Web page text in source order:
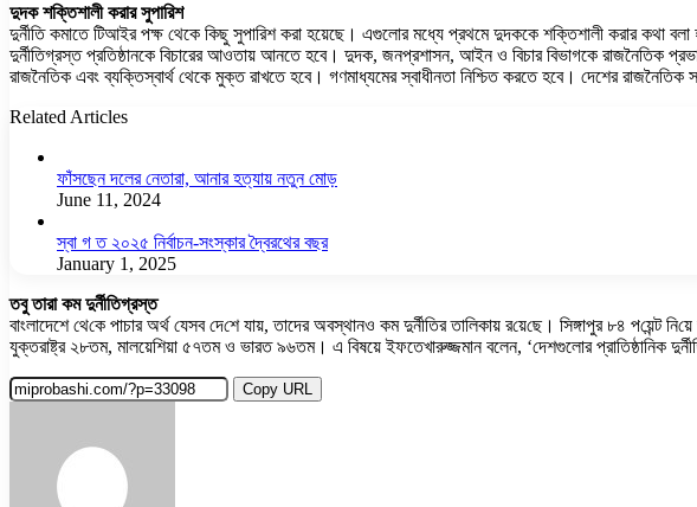
দুদক শক্তিশালী করার সুপারিশ
দুর্নীতি কমাতে টিআইর পক্ষ থেকে কিছু সুপারিশ করা হয়েছে। এগুলোর মধ্যে প্রথমে দুদককে শক্তিশালী করার কথা বলা
দুর্নীতিগ্রস্ত প্রতিষ্ঠানকে বিচারের আওতায় আনতে হবে। দুদক, জনপ্রশাসন, আইন ও বিচার বিভাগকে রাজনৈতিক
রাজনৈতিক এবং ব্যক্তিস্বার্থ থেকে মুক্ত রাখতে হবে। গণমাধ্যমের স্বাধীনতা নিশ্চিত করতে হবে। দেশের
Related Articles
ফাঁসছেন দলের নেতারা, আনার হত্যায় নতুন মোড়
June 11, 2024
স্বা গ ত ২০২৫ নির্বাচন-সংস্কার দ্বৈরথের বছর
January 1, 2025
তবু তারা কম দুর্নীতিগ্রস্ত
বাংলাদ‌েশে থে‌কে পাচার অর্থ যেসব দে‌শে যায়, তাদের অবস্থানও কম দুর্নীতির তা‌লিকায় র‌য়ে‌ছে। সিঙ্গাপুর ৮৪
যুক্তরাষ্ট্র ২৮তম, মালয়েশিয়া ৫৭তম ও ভারত ৯৬তম। এ বিষয়ে ইফতেখারুজ্জমান বলেন, ‘দেশগুলোর প্রাতিষ্ঠানিক
Copy URL